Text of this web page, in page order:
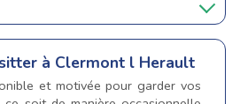
à Clermont l Herault
et motivée pour garder vos